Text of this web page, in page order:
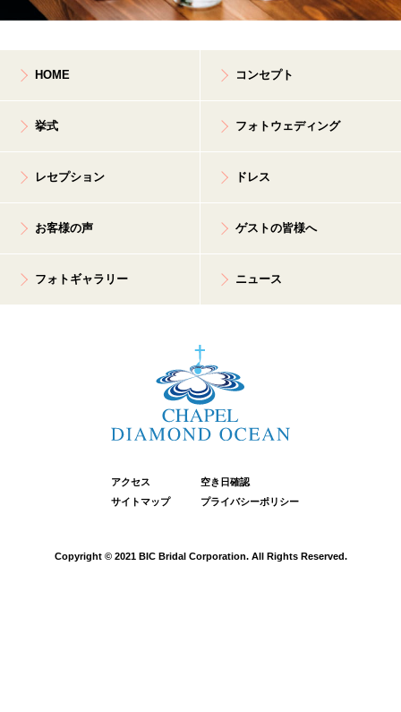
HOME コンセプト
挙式 フォトウェディング
レセプション ドレス
お客様の声 ゲストの皆様へ
フォトギャラリー ニュース
アクセス
空き日確認
サイトマップ
プライバシーポリシー
Copyright © 2021 BIC Bridal Corporation. All Rights Reserved.